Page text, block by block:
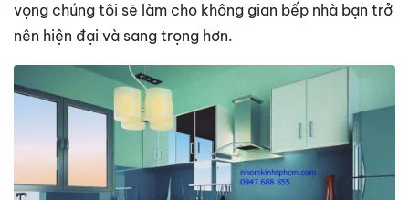
vọng chúng tôi sẽ làm cho không gian bếp nhà bạn trở
nên hiện đại và sang trọng hơn.